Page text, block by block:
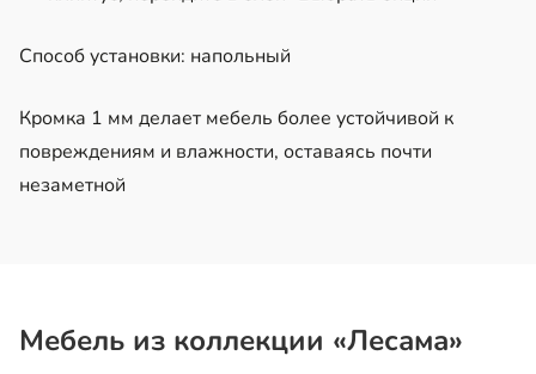
Способ установки: напольный
Кромка 1 мм делает мебель более устойчивой к
повреждениям и влажности, оставаясь почти
незаметной
Мебель из коллекции «Лесама»